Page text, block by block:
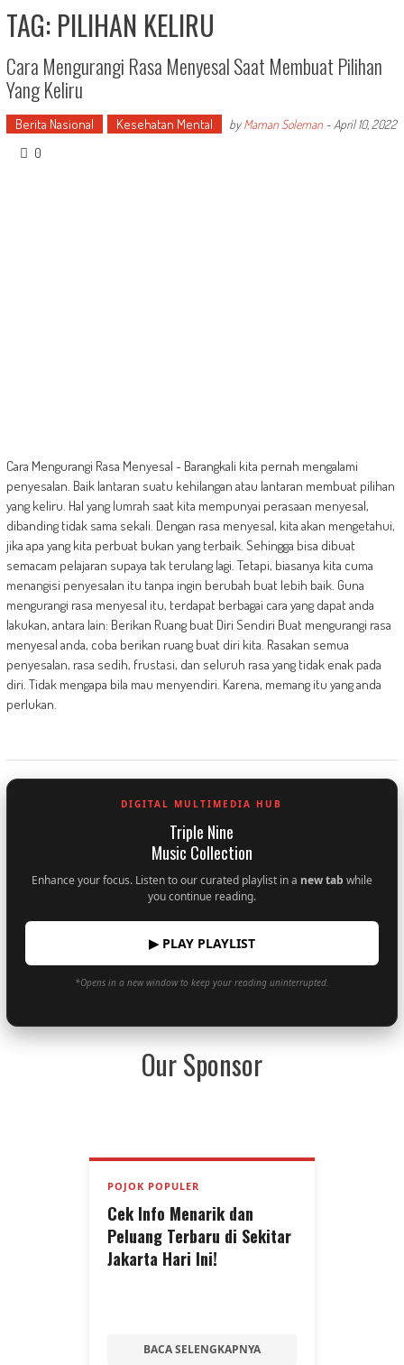
TAG: PILIHAN KELIRU
Cara Mengurangi Rasa Menyesal Saat Membuat Pilihan
Yang Keliru
Berita Nasional Kesehatan Mental byMaman Soleman-April 10, 2022
0
Cara Mengurangi Rasa Menyesal - Barangkali kita pernah mengalami
penyesalan. Baik lantaran suatu kehilangan atau lantaran membuat pilihan
yang keliru. Hal yang lumrah saat kita mempunyai perasaan menyesal,
dibanding tidak sama sekali. Dengan rasa menyesal, kita akan mengetahui,
jika apa yang kita perbuat bukan yang terbaik. Sehingga bisa dibuat
semacam pelajaran supaya tak terulang lagi. Tetapi, biasanya kita cuma
menangisi penyesalan itu tanpa ingin berubah buat lebih baik. Guna
mengurangi rasa menyesal itu, terdapat berbagai cara yang dapat anda
lakukan, antara lain: Berikan Ruang buat Diri Sendiri Buat mengurangi rasa
menyesal anda, coba berikan ruang buat diri kita. Rasakan semua
penyesalan, rasa sedih, frustasi, dan seluruh rasa yang tidak enak pada
diri. Tidak mengapa bila mau menyendiri. Karena, memang itu yang anda
perlukan.
DIGITAL MULTIMEDIA HUB
Triple Nine
Music Collection
Enhance your focus. Listen to our curated playlist in a new tab while
you continue reading.
▶ PLAY PLAYLIST
*Opens in a new window to keep your reading uninterrupted.
Our Sponsor
POJOK POPULER
Cek Info Menarik dan
Peluang Terbaru di Sekitar
Jakarta Hari Ini!
BACA SELENGKAPNYA